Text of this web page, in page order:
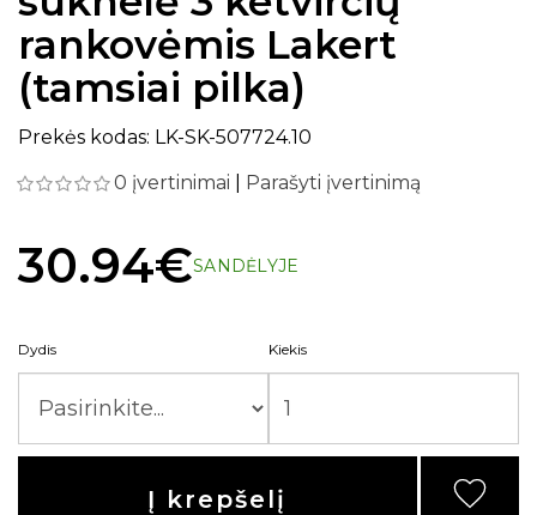
rankovėmis Lakert
(tamsiai pilka)
Prekės kodas: LK-SK-507724.10
0 įvertinimai
Parašyti įvertinimą
30.94€SANDĖLYJE
Dydis Kiekis
Į krepšelį